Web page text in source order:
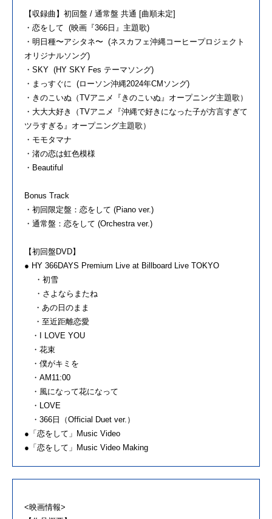
【収録曲】初回盤 / 通常盤 共通 [曲順未定]
・恋をして (映画『366日』主題歌)
・明日種〜アシタネ〜 (ネスカフェ沖縄コーヒープロジェクト
オリジナルソング)
・SKY (HY SKY Fes テーマソング)
・まっすぐに (ローソン沖縄2024年CMソング)
・きのこいぬ（TVアニメ『きのこいぬ』オープニング主題歌）
・大大大好き（TVアニメ『沖縄で好きになった子が方言すぎて
ツラすぎる』オープニング主題歌）
・モモタマナ
・渚の恋は虹色模様
・Beautiful
Bonus Track
・初回限定盤：恋をして (Piano ver.)
・通常盤：恋をして (Orchestra ver.)
【初回盤DVD】
● HY 366DAYS Premium Live at Billboard Live TOKYO
・初雪
・さよならまたね
・あの日のまま
・至近距離恋愛
・I LOVE YOU
・花束
・僕がキミを
・AM11:00
・風になって花になって
・LOVE
・366日（Official Duet ver.）
●「恋をして」Music Video
●「恋をして」Music Video Making
<映画情報>